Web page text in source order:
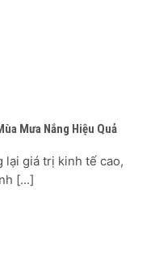
Mưa Nắng Hiệu Quả
lại giá trị kinh tế cao,
[...]